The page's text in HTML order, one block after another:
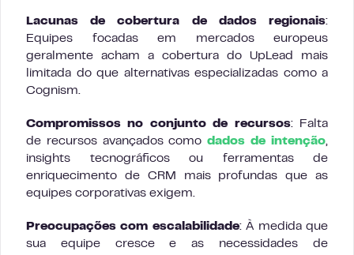
Lacunas de cobertura de dados regionais:
Equipes focadas em mercados europeus
geralmente acham a cobertura do UpLead mais
limitada do que alternativas especializadas como a
Cognism.
Compromissos no conjunto de recursos: Falta
de recursos avançados comodados de intenção,
insights tecnográficos ou ferramentas de
enriquecimento de CRM mais profundas que as
equipes corporativas exigem.
Preocupações com escalabilidade: À medida que
sua equipe cresce e as necessidades de